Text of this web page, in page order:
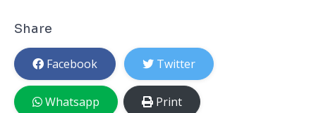
Share
Facebook Twitter
Whatsapp Print